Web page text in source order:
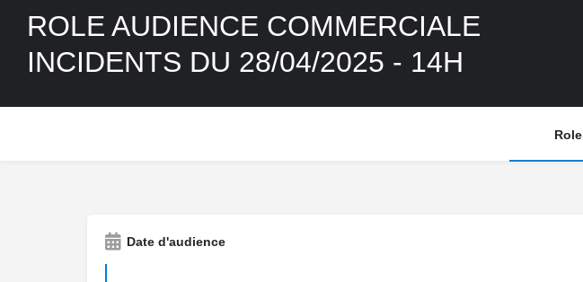
ROLE AUDIENCE COMMERCIALE
INCIDENTS DU 28/04/2025 - 14H
Date d'audience